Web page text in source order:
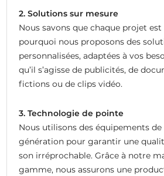
2. Solutions sur mesure
Nous savons que chaque projet est
pourquoi nous proposons des
personnalisées, adaptées à vos
qu’il s’agisse de publicités, de
fictions ou de clips vidéo.
3. Technologie de pointe
Nous utilisons des équipements
génération pour garantir une
son irréprochable. Grâce à notre
gamme, nous assurons une